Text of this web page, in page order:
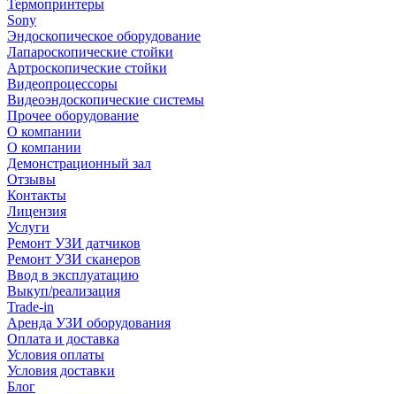
Термопринтеры
Sony
Эндоскопическое оборудование
Лапароскопические стойки
Артроскопические стойки
Видеопроцессоры
Видеоэндоскопические системы
Прочее оборудование
О компании
О компании
Демонстрационный зал
Отзывы
Контакты
Лицензия
Услуги
Ремонт УЗИ датчиков
Ремонт УЗИ сканеров
Ввод в эксплуатацию
Выкуп/реализация
Trade-in
Аренда УЗИ оборудования
Оплата и доставка
Условия оплаты
Условия доставки
Блог